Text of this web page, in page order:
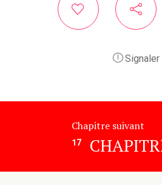
Signaler
Chapitre suivant
17